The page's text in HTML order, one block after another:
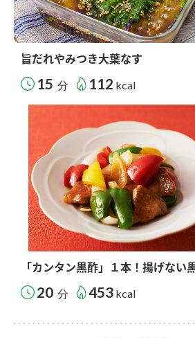
旨だれやみつき大葉なす
15 分 112 kcal
「カンタン黒酢」１本！揚げない
20 分 453 kcal